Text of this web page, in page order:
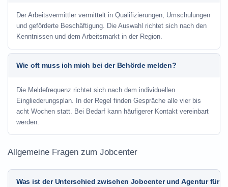
Der Arbeitsvermittler vermittelt in Qualifizierungen, Umschulungen
und geförderte Beschäftigung. Die Auswahl richtet sich nach den
Kenntnissen und dem Arbeitsmarkt in der Region.
Wie oft muss ich mich bei der Behörde melden?
Die Meldefrequenz richtet sich nach dem individuellen
Eingliederungsplan. In der Regel finden Gespräche alle vier bis
acht Wochen statt. Bei Bedarf kann häufigerer Kontakt vereinbart
werden.
Allgemeine Fragen zum Jobcenter
Was ist der Unterschied zwischen Jobcenter und Agentur für